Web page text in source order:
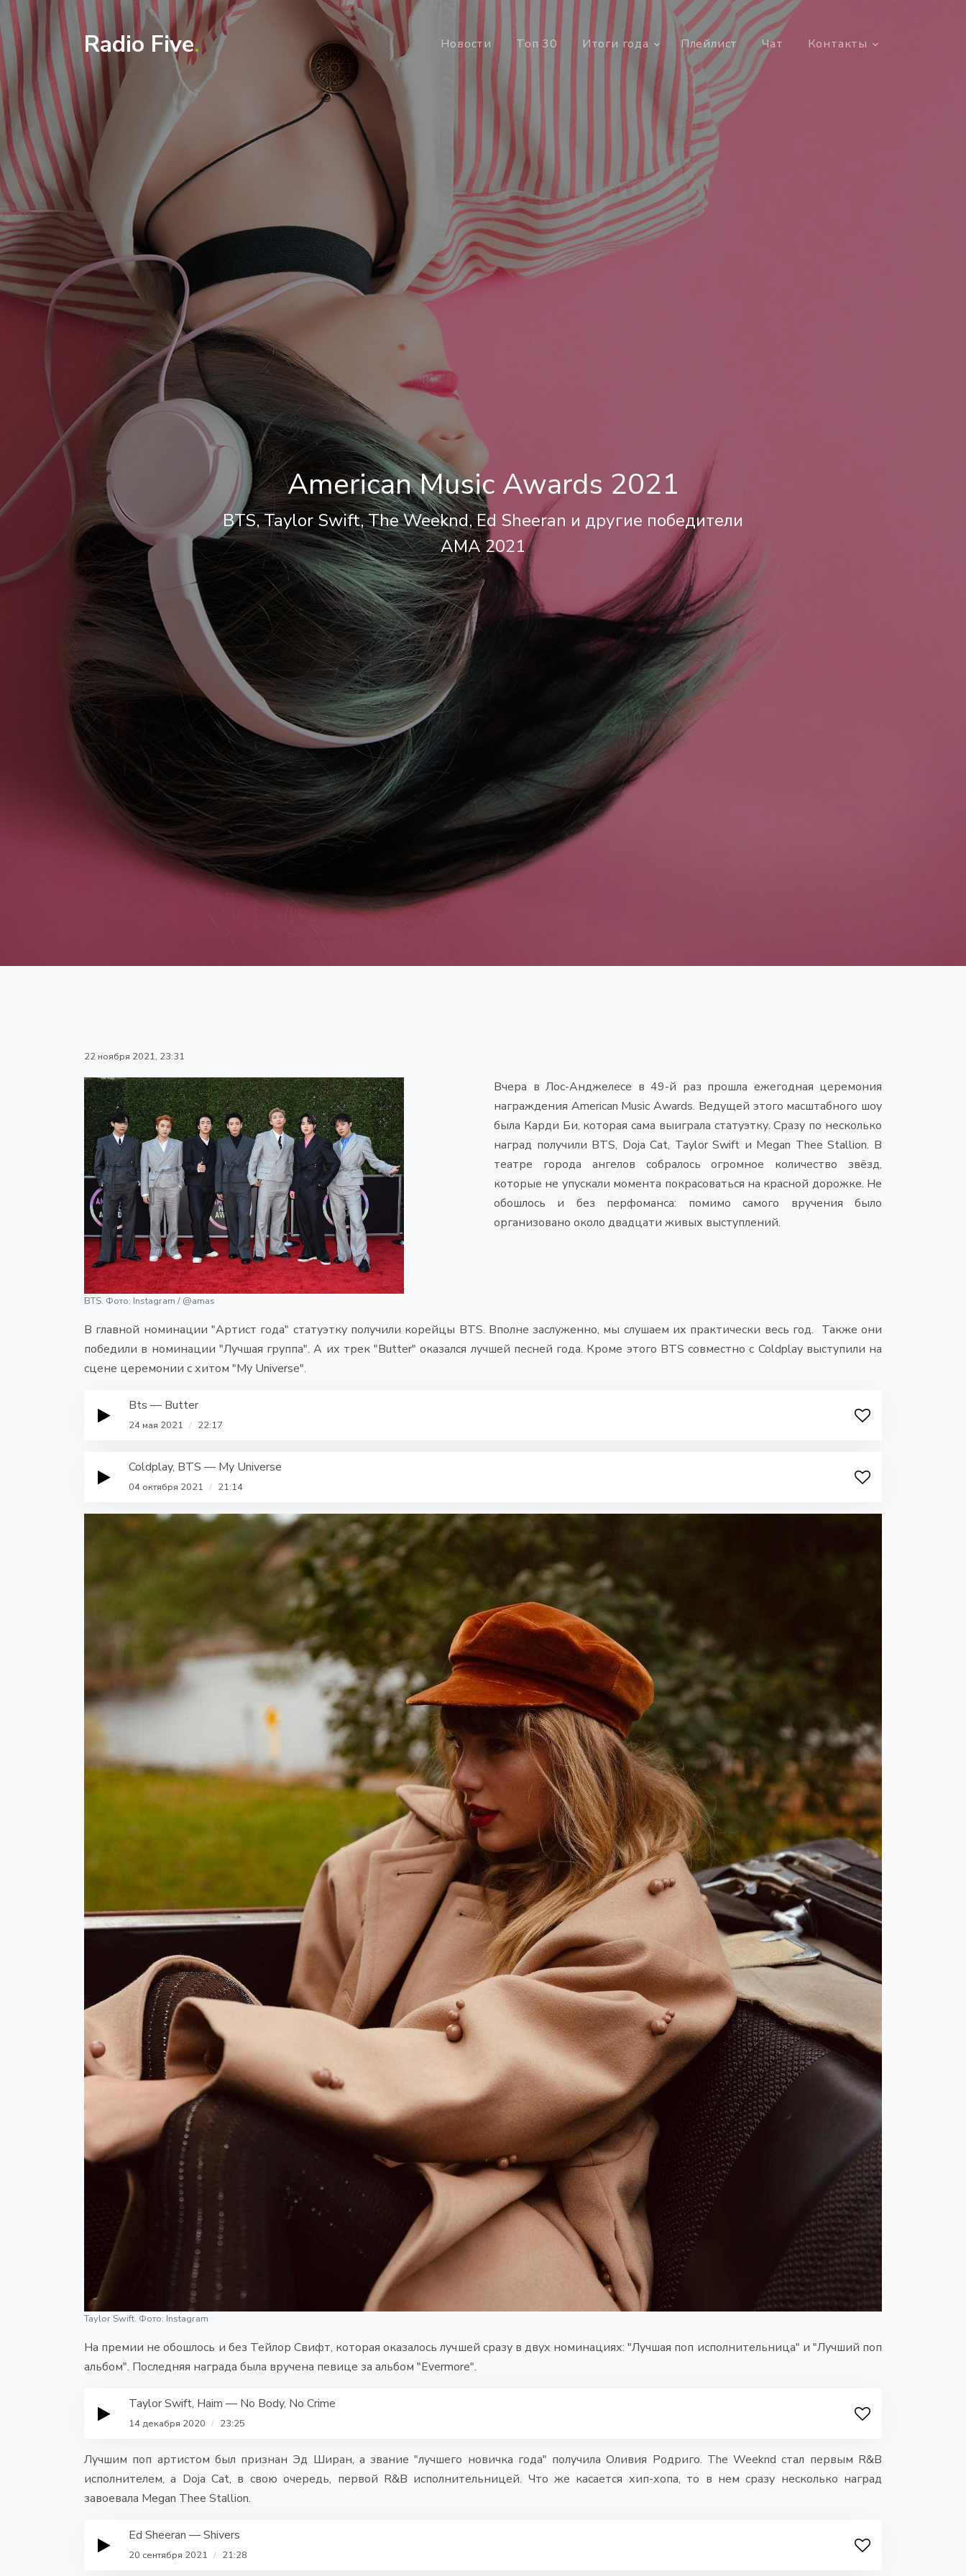
Radio Five. Новости Топ 30 Итоги года Плейлист Чат Контакты
American Music Awards 2021
BTS, Taylor Swift, The Weeknd, Ed Sheeran и другие победители
AMA 2021
22 ноября 2021, 23:31
BTS. Фото: Instagram / @amas
Вчера в Лос-Анджелесе в 49-й раз прошла ежегодная церемония
награждения American Music Awards. Ведущей этого масштабного шоу
была Карди Би, которая сама выиграла статуэтку. Сразу по несколько
наград получили BTS, Doja Cat, Taylor Swift и Megan Thee Stallion. В
театре города ангелов собралось огромное количество звёзд,
которые не упускали момента покрасоваться на красной дорожке. Не
обошлось и без перфоманса: помимо самого вручения было
организовано около двадцати живых выступлений.
В главной номинации "Артист года" статуэтку получили корейцы BTS. Вполне заслуженно, мы слушаем их практически весь год. Также они
победили в номинации "Лучшая группа". А их трек "Butter" оказался лучшей песней года. Кроме этого BTS совместно с Coldplay выступили на
сцене церемонии с хитом "My Universe".
Bts — Butter
24 мая 2021 / 22:17
Coldplay, BTS — My Universe
04 октября 2021 / 21:14
Taylor Swift. Фото: Instagram
На премии не обошлось и без Тейлор Свифт, которая оказалось лучшей сразу в двух номинациях: "Лучшая поп исполнительница" и "Лучший поп
альбом". Последняя награда была вручена певице за альбом "Evermore".
Taylor Swift, Haim — No Body, No Crime
14 декабря 2020 / 23:25
Лучшим поп артистом был признан Эд Ширан, а звание "лучшего новичка года" получила Оливия Родриго. The Weeknd стал первым R&B
исполнителем, а Doja Cat, в свою очередь, первой R&B исполнительницей. Что же касается хип-хопа, то в нем сразу несколько наград
завоевала Megan Thee Stallion.
Ed Sheeran — Shivers
20 сентября 2021 / 21:28